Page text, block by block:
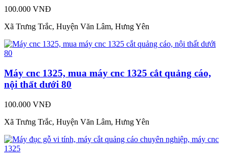
100.000 VNĐ
Xã Trưng Trắc, Huyện Văn Lâm, Hưng Yên
Máy cnc 1325, mua máy cnc 1325 cắt quảng cáo,
nội thất dưới 80
100.000 VNĐ
Xã Trưng Trắc, Huyện Văn Lâm, Hưng Yên